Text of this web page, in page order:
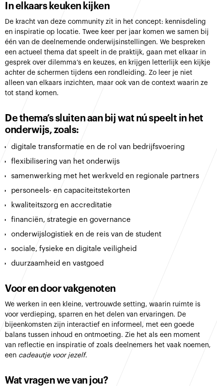
In elkaars keuken kijken
De kracht van deze community zit in het concept: kennisdeling
en inspiratie op locatie. Twee keer per jaar komen we samen bij
één van de deelnemende onderwijsinstellingen. We bespreken
een actueel thema dat speelt in de praktijk, gaan met elkaar in
gesprek over dilemma’s en keuzes, en krijgen letterlijk een kijkje
achter de schermen tijdens een rondleiding. Zo leer je niet
alleen van elkaars inzichten, maar ook van de context waarin ze
tot stand komen.
De thema’s sluiten aan bij wat nú speelt in het
onderwijs, zoals:
digitale transformatie en de rol van bedrijfsvoering
flexibilisering van het onderwijs
samenwerking met het werkveld en regionale partners
personeels- en capaciteitstekorten
kwaliteitszorg en accreditatie
financiën, strategie en governance
onderwijslogistiek en de reis van de student
sociale, fysieke en digitale veiligheid
duurzaamheid en vastgoed
Voor en door vakgenoten
We werken in een kleine, vertrouwde setting, waarin ruimte is
voor verdieping, sparren en het delen van ervaringen. De
bijeenkomsten zijn interactief en informeel, met een goede
balans tussen inhoud en ontmoeting. Zie het als een moment
van reflectie en inspiratie of zoals deelnemers het vaak noemen,
een cadeautje voor jezelf.
Wat vragen we van jou?